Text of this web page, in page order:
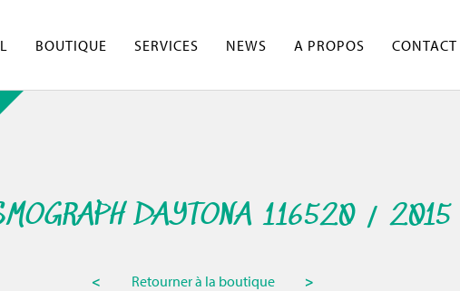
BOUTIQUE SERVICES NEWS A PROPOS CONTACT
DAYTONA 116520 / 2015
< Retourner à la boutique >